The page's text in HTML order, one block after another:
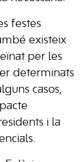
festes
existeix
per les
determinats
casos,
i la